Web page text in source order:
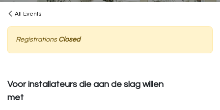
All Events
Registrations Closed
Voor installateurs die aan de slag willen
met